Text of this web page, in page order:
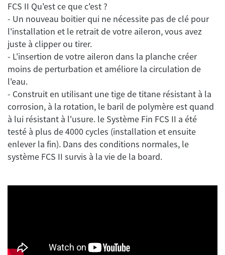
FCS II Qu'est ce que c'est ?
- Un nouveau boitier qui ne nécessite pas de clé pour
l'installation et le retrait de votre aileron, vous avez
juste à clipper ou tirer.
- L'insertion de votre aileron dans la planche créer
moins de perturbation et améliore la circulation de
l'eau.
- Construit en utilisant une tige de titane résistant à la
corrosion, à la rotation, le baril de polymère est quand
à lui résistant à l'usure. le Système Fin FCS II a été
testé à plus de 4000 cycles (installation et ensuite
enlever la fin). Dans des conditions normales, le